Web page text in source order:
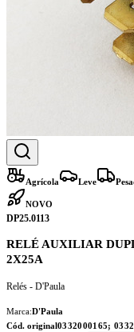
Agrícola Leve
NOVO
DP25.0113
RELÉ AUXILIAR
2X25A
Relés - D'Paula
Marca:D'Paula
Cód. original0332000165;